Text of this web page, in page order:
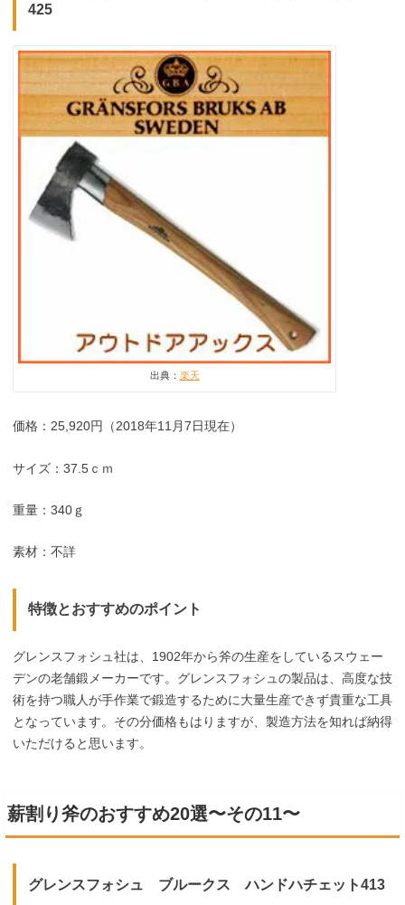
425
出典： 楽天
価格：25,920円（2018年11月7日現在）
サイズ：37.5ｃｍ
重量：340ｇ
素材：不詳
特徴とおすすめのポイント
グレンスフォシュ社は、1902年から斧の生産をしているスウェー
デンの老舗鍛メーカーです。グレンスフォシュの製品は、高度な技
術を持つ職人が手作業で鍛造するために大量生産できず貴重な工具
となっています。その分価格もはりますが、製造方法を知れば納得
いただけると思います。
薪割り斧のおすすめ20選〜その11〜
グレンスフォシュ ブルークス ハンドハチェット413